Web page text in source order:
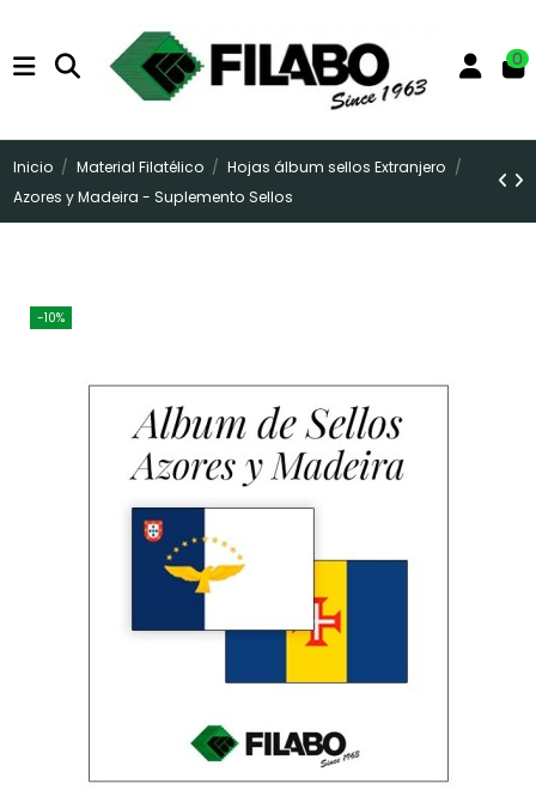
0
Inicio Material Filatélico
Hojas álbum sellos Extranjero
Azores y Madeira - Suplemento Sellos
-10%